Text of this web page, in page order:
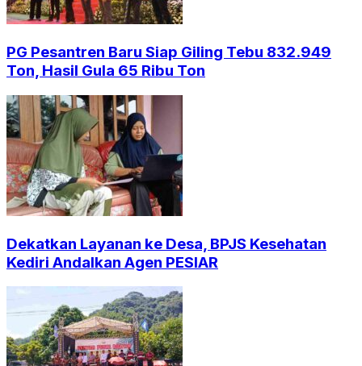
PG Pesantren Baru Siap Giling Tebu 832.949
Ton, Hasil Gula 65 Ribu Ton
Dekatkan Layanan ke Desa, BPJS Kesehatan
Kediri Andalkan Agen PESIAR